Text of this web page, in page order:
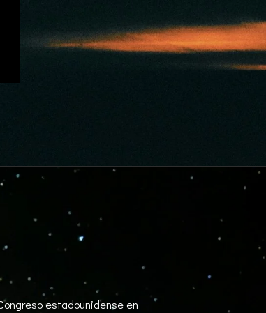
estadounidense en